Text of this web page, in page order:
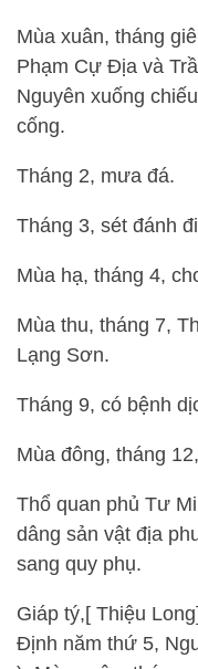
Mùa xuân, tháng
Phạm Cự Địa và
Nguyên xuống
cống.
Tháng 2, mưa đá.
Tháng 3, sét đánh
Mùa hạ, tháng 4,
Mùa thu, tháng 7,
Lạng Sơn.
Tháng 9, có bệnh
Mùa đông, tháng
Thổ quan phủ Tư
dâng sản vật địa
sang quy phụ.
Giáp tý,[ Thiệu
Định năm thứ 5,